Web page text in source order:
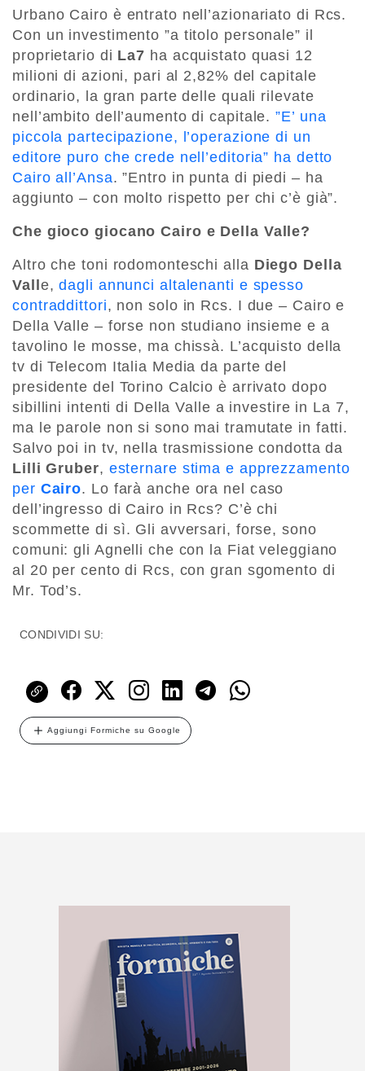
Urbano Cairo è entrato nell’azionariato di Rcs.
Con un investimento ”a titolo personale” il
proprietario di La7 ha acquistato quasi 12
milioni di azioni, pari al 2,82% del capitale
ordinario, la gran parte delle quali rilevate
nell’ambito dell’aumento di capitale.”E’ una
piccola partecipazione, l’operazione di un
editore puro che crede nell’editoria” ha detto
Cairo all’Ansa. ”Entro in punta di piedi – ha
aggiunto – con molto rispetto per chi c’è già”.
Che gioco giocano Cairo e Della Valle?
Altro che toni rodomonteschi alla Diego Della
Valle,dagli annunci altalenanti e spesso
contraddittori, non solo in Rcs. I due – Cairo e
Della Valle – forse non studiano insieme e a
tavolino le mosse, ma chissà. L’acquisto della
tv di Telecom Italia Media da parte del
presidente del Torino Calcio è arrivato dopo
sibillini intenti di Della Valle a investire in La 7,
ma le parole non si sono mai tramutate in fatti.
Salvo poi in tv, nella trasmissione condotta da
Lilli Gruber, esternare stima e apprezzamento
per Cairo. Lo farà anche ora nel caso
dell’ingresso di Cairo in Rcs? C’è chi
scommette di sì. Gli avversari, forse, sono
comuni: gli Agnelli che con la Fiat veleggiano
al 20 per cento di Rcs, con gran sgomento di
Mr. Tod’s.
CONDIVIDI SU:
Aggiungi Formiche su Google